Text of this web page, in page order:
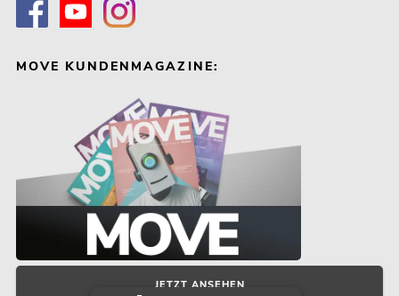
MOVE KUNDENMAGAZINE:
JETZT ANSEHEN